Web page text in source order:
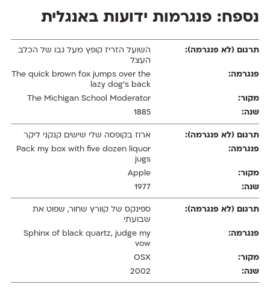
נספח: פנגרמות ידועות באנגלית
השועל הזריז קופץ מעל גבו של הכלב
העצל
The quick brown fox jumps over the
lazy dog’s back
The Michigan School Moderator
1885
ארוז בקופסה שלי שישים קנקני ליקר
Pack my box with five dozen liquor
jugs
Apple
1977
ספינקס של קוורץ שחור, שפוט את
שבועתי
Sphinx of black quartz, judge my
vow
OSX
2002